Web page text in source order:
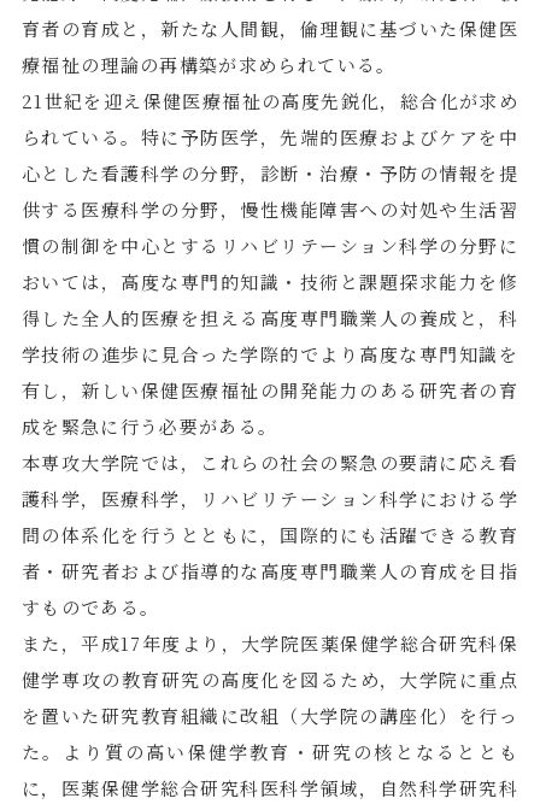
育者の育成と，新たな人間観，倫理観に基づいた保健医
療福祉の理論の再構築が求められている。
21世紀を迎え保健医療福祉の高度先鋭化，総合化が求め
られている。特に予防医学，先端的医療およびケアを中
心とした看護科学の分野，診断・治療・予防の情報を提
供する医療科学の分野，慢性機能障害への対処や生活習
慣の制御を中心とするリハビリテーション科学の分野に
おいては，高度な専門的知識・技術と課題探求能力を修
得した全人的医療を担える高度専門職業人の養成と，科
学技術の進歩に見合った学際的でより高度な専門知識を
有し，新しい保健医療福祉の開発能力のある研究者の育
成を緊急に行う必要がある。
本専攻大学院では，これらの社会の緊急の要請に応え看
護科学，医療科学，リハビリテーション科学における学
問の体系化を行うとともに，国際的にも活躍できる教育
者・研究者および指導的な高度専門職業人の育成を目指
すものである。
また，平成17年度より，大学院医薬保健学総合研究科保
健学専攻の教育研究の高度化を図るため，大学院に重点
を置いた研究教育組織に改組（大学院の講座化）を行っ
た。より質の高い保健学教育・研究の核となるととも
に，医薬保健学総合研究科医科学領域，自然科学研究科